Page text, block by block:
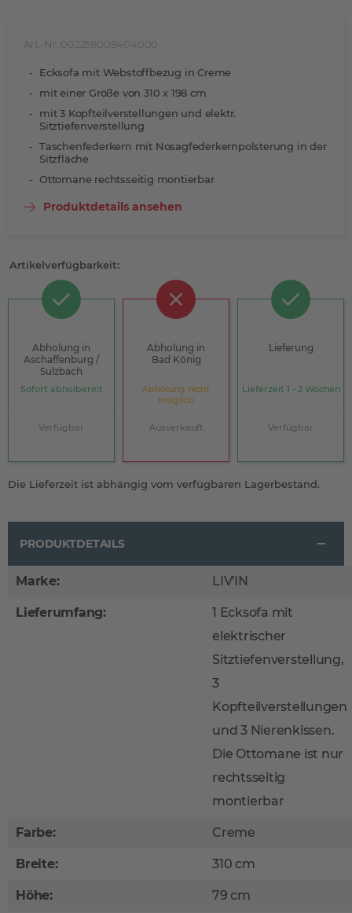
Art.-Nr. 002258008404000
Ecksofa mit Webstoffbezug in Creme
mit einer Größe von 310 x 198 cm
mit 3 Kopfteilverstellungen und elektr.
Sitztiefenverstellung
Taschenfederkern mit Nosagfederkernpolsterung in der
Sitzfläche
Ottomane rechtsseitig montierbar
Produktdetails ansehen
Artikelverfügbarkeit:
Abholung in
Aschaffenburg /
Sulzbach
Sofort abholbereit
Verfügbar
Abholung in
Bad König
Abholung nicht
möglich
Ausverkauft
Lieferung
Lieferzeit 1 - 2 Wochen
Verfügbar
Die Lieferzeit ist abhängig vom verfügbaren Lagerbestand.
PRODUKTDETAILS
Marke: LIV'IN
Lieferumfang:
1 Ecksofa mit
elektrischer
Sitztiefenverstellung,
3
Kopfteilverstellungen
und 3 Nierenkissen.
Die Ottomane ist nur
rechtsseitig
montierbar
Farbe: Creme
Breite: 310 cm
Höhe: 79 cm